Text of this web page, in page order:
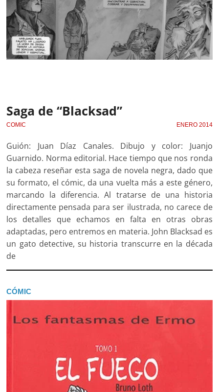
Saga de “Blacksad”
COMIC ENERO 2014
Guión: Juan Díaz Canales. Dibujo y color: Juanjo
Guarnido. Norma editorial. Hace tiempo que nos ronda
la cabeza reseñar esta saga de novela negra, dado que
su formato, el cómic, da una vuelta más a este género,
marcando la diferencia. Al tratarse de una historia
directamente pensada para ser ilustrada, no carece de
los detalles que echamos en falta en otras obras
adaptadas, pero entremos en materia. John Blacksad es
un gato detective, su historia transcurre en la década
de
CÓMIC